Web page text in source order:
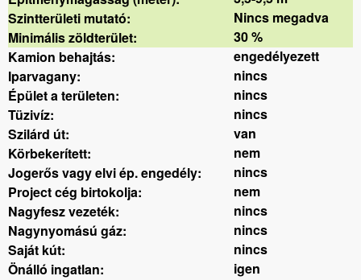
Szintterületi mutató:
Nincs megadva
Minimális zöldterület:
30 %
Kamion behajtás:
engedélyezett
Iparvagany:
nincs
Épület a területen:
nincs
Tüzivíz:
nincs
Szilárd út:
van
Körbekerített:
nem
Jogerős vagy elvi ép. engedély:
nincs
Project cég birtokolja:
nem
Nagyfesz vezeték:
nincs
Nagynyomású gáz:
nincs
Saját kút:
nincs
Önálló ingatlan:
igen